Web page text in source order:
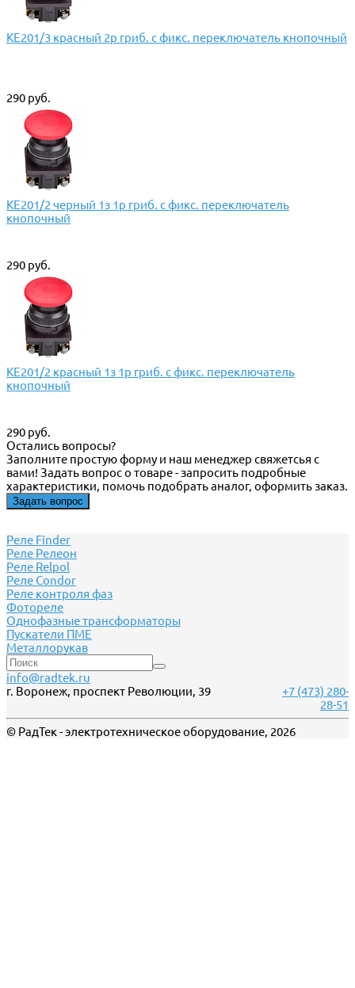
КЕ201/3 красный 2р гриб. с фикс. переключатель кнопочный
290 руб.
КЕ201/2 черный 1з 1р гриб. с фикс. переключатель
кнопочный
290 руб.
КЕ201/2 красный 1з 1р гриб. с фикс. переключатель
кнопочный
290 руб.
Остались вопросы?
Заполните простую форму и наш менеджер свяжетсья с
вами! Задать вопрос о товаре - запросить подробные
характеристики, помочь подобрать аналог, оформить заказ.
Задать вопрос
Реле Finder
Реле Релеон
Реле Relpol
Реле Сondor
Реле контроля фаз
Фотореле
Однофазные трансформаторы
Пускатели ПМЕ
Металлорукав
info@radtek.ru
г. Воронеж, проспект Революции, 39
+7 (473) 280-
28-51
© РадТек - электротехническое оборудование, 2026